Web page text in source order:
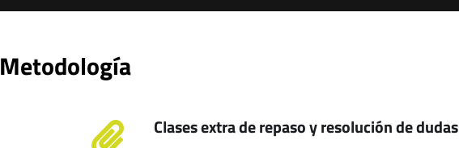
Metodología
Clases extra de repaso y resolución de dudas